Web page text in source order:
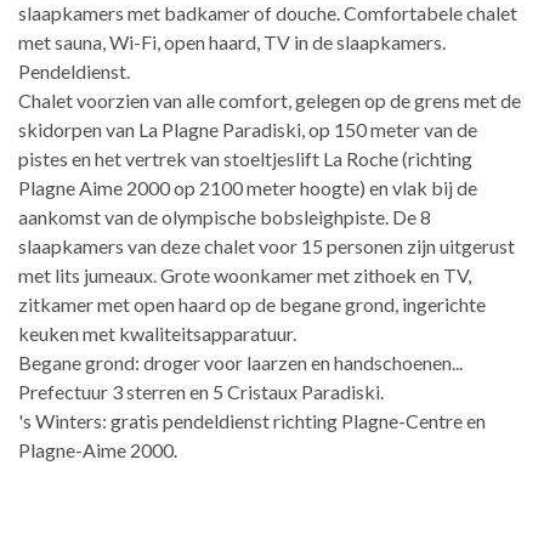
slaapkamers met badkamer of douche. Comfortabele chalet
met sauna, Wi-Fi, open haard, TV in de slaapkamers.
Pendeldienst.
Chalet voorzien van alle comfort, gelegen op de grens met de
skidorpen van La Plagne Paradiski, op 150 meter van de
pistes en het vertrek van stoeltjeslift La Roche (richting
Plagne Aime 2000 op 2100 meter hoogte) en vlak bij de
aankomst van de olympische bobsleighpiste. De 8
slaapkamers van deze chalet voor 15 personen zijn uitgerust
met lits jumeaux. Grote woonkamer met zithoek en TV,
zitkamer met open haard op de begane grond, ingerichte
keuken met kwaliteitsapparatuur.
Begane grond: droger voor laarzen en handschoenen...
Prefectuur 3 sterren en 5 Cristaux Paradiski.
's Winters: gratis pendeldienst richting Plagne-Centre en
Plagne-Aime 2000.